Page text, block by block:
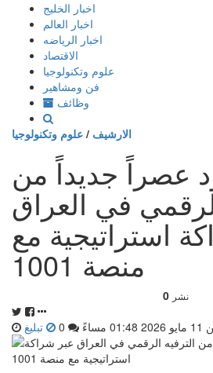
إذهب
المحتوى
اخبار الخليج
اخبار العالم
اخبار الرياضه
الاقتصاد
علوم وتكنولوجيا
فن ومشاهير
وظائف
الارشيف / علوم وتكنولوجيا
عصراً جديداً من
في العراق
استراتيجية مع
منصة 1001
0 نشر
مساءً تبليغ